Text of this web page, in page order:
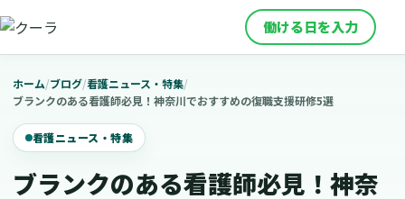
働ける日を入力
ホーム/ブログ/看護ニュース・特集/
ブランクのある看護師必見！神奈川でおすすめの復職支援研修5選
看護ニュース・特集
ブランクのある看護師必見！神奈